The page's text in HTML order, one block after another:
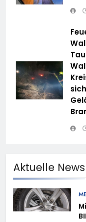
Aktuelle News